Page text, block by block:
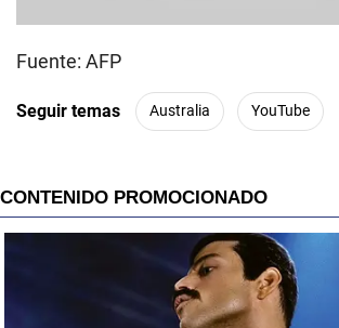
Fuente: AFP
Seguir temas Australia YouTube